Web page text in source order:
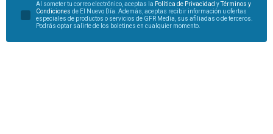
Al someter tu correo electrónico, aceptas la Política de Privacidad yTérminos y
Condiciones de El Nuevo Día. Además, aceptas recibir información u ofertas
especiales de productos o servicios de GFR Media, sus afiliadas o de terceros.
Podrás optar salirte de los boletines en cualquier momento.